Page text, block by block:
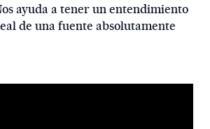
ayuda a tener un entendimiento
de una fuente absolutamente